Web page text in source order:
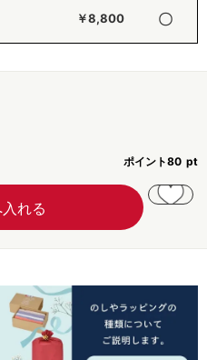
ポイント80
￥8,800 〇